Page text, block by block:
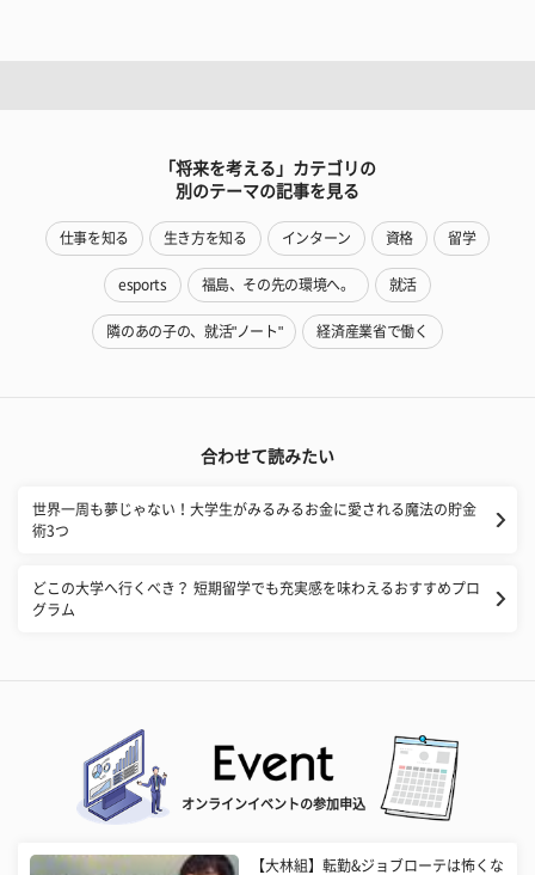
「将来を考える」カテゴリの
別のテーマの記事を見る
仕事を知る 生き方を知る インターン 資格 留学
esports 福島、その先の環境へ。 就活
隣のあの子の、就活"ノート" 経済産業省で働く
合わせて読みたい
世界一周も夢じゃない！大学生がみるみるお金に愛される魔法の貯金
術3つ
どこの大学へ行くべき？ 短期留学でも充実感を味わえるおすすめプロ
グラム
オンラインイベントの参加申込
【大林組】転勤&ジョブローテは怖くな